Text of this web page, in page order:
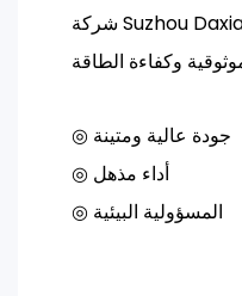
شركة Suzhou Daxiang Container House Co, ltd بالممارسات المستدامة وتستخدم
◎ أداء مذهل
◎ المسؤولية البيئية